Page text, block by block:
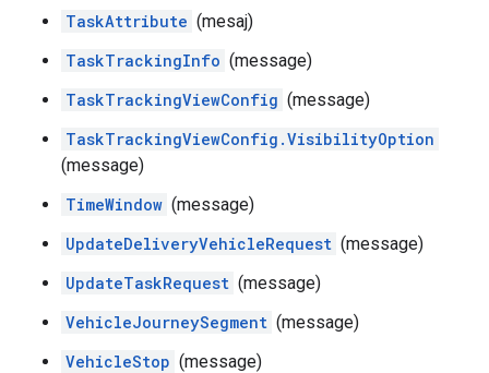
TaskAttribute (mesaj)
TaskTrackingInfo (message)
TaskTrackingViewConfig (message)
TaskTrackingViewConfig.VisibilityOption
(message)
TimeWindow (message)
UpdateDeliveryVehicleRequest (message)
UpdateTaskRequest (message)
VehicleJourneySegment (message)
VehicleStop (message)